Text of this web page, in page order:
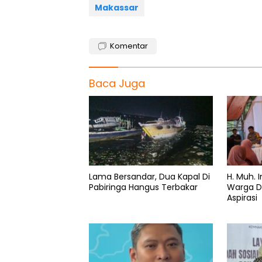
Makassar
Komentar
Baca Juga
Lama Bersandar, Dua Kapal Di
Pabiringa Hangus Terbakar
H. Muh.
Warga
Aspirasi